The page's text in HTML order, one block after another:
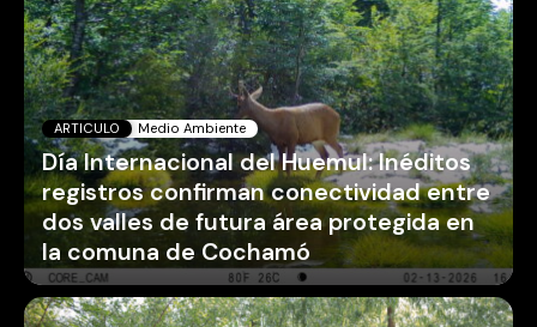
ARTICULO Medio Ambiente
Día Internacional del Huemul: Inéditos
registros confirman conectividad entre
dos valles de futura área protegida en
la comuna de Cochamó